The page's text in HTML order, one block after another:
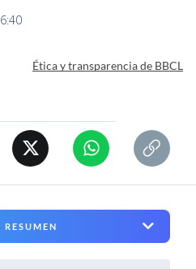
Ética y transparencia de BBCL
RESUMEN